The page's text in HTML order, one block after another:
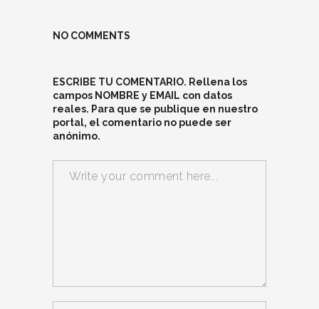
NO COMMENTS
ESCRIBE TU COMENTARIO. Rellena los
campos NOMBRE y EMAIL con datos
reales. Para que se publique en nuestro
portal, el comentario no puede ser
anónimo.